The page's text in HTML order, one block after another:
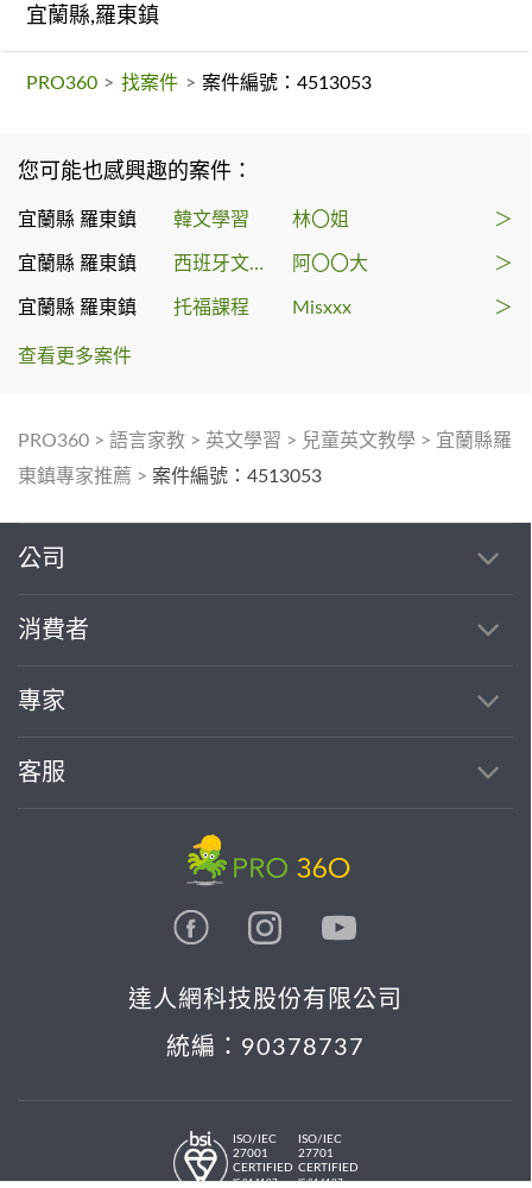
宜蘭縣,羅東鎮
PRO360 > 找案件 > 案件編號：4513053
您可能也感興趣的案件：
宜蘭縣 羅東鎮 韓文學習 林〇姐 ＞
宜蘭縣 羅東鎮 西班牙文學習 阿〇〇大 ＞
宜蘭縣 羅東鎮 托福課程 Misxxx ＞
查看更多案件
PRO360 > 語言家教 > 英文學習 > 兒童英文教學 > 宜蘭縣羅
東鎮專家推薦 > 案件編號：4513053
公司
消費者
專家
客服
達人網科技股份有限公司
統編：90378737
ISO/IEC
27001
CERTIFIED
IS 814197
ISO/IEC
27701
CERTIFIED
IS 814197